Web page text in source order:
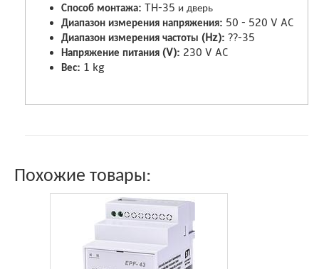
Способ монтажа: TH-35 и дверь
Диапазон измерения напряжения: 50 - 520 V AC
Диапазон измерения частоты (Hz): ??-35
Напряжение питания (V): 230 V AC
Вес: 1 kg
Похожие товары: